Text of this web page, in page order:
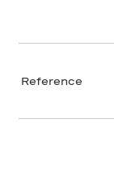
Reference